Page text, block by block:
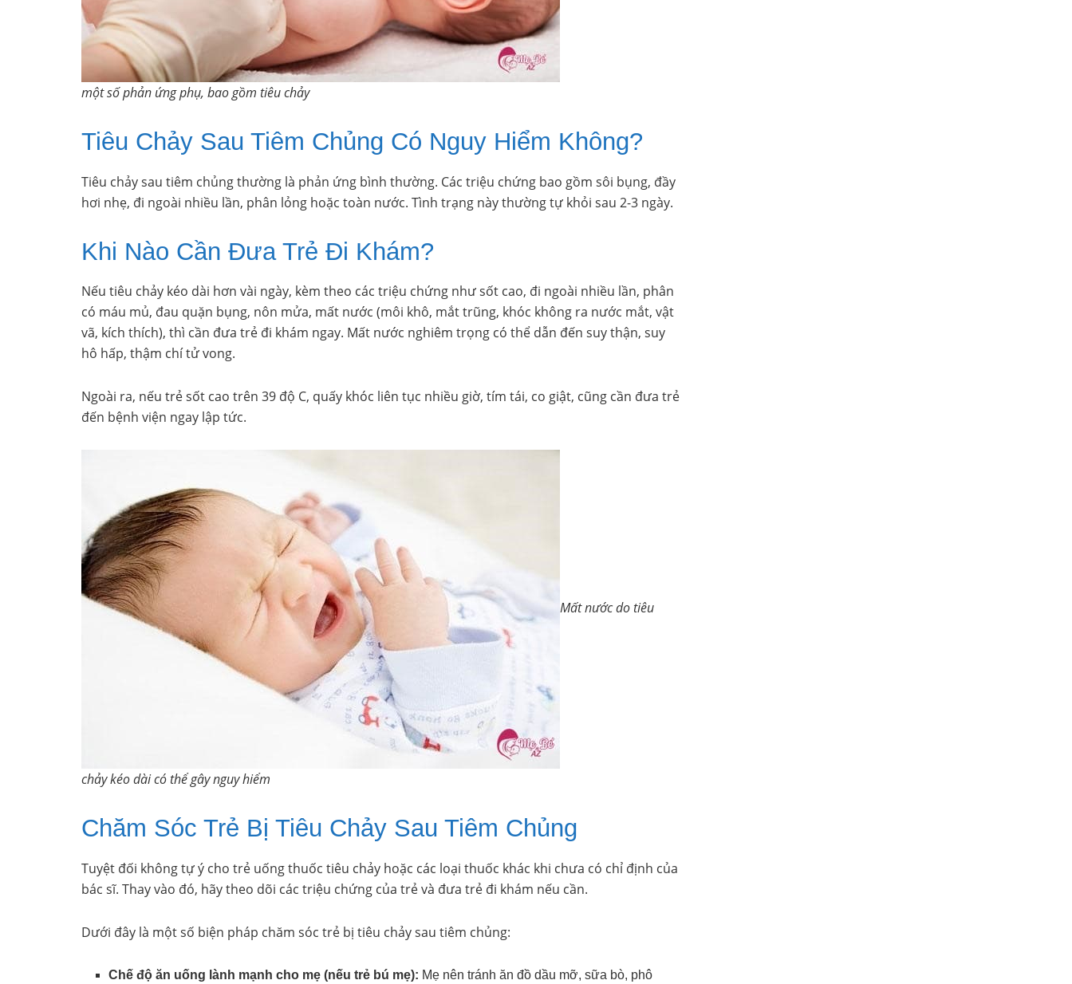
một số phản ứng phụ, bao gồm tiêu chảy
Tiêu Chảy Sau Tiêm Chủng Có Nguy Hiểm Không?
Tiêu chảy sau tiêm chủng thường là phản ứng bình thường. Các triệu chứng bao gồm sôi bụng, đầy
hơi nhẹ, đi ngoài nhiều lần, phân lỏng hoặc toàn nước. Tình trạng này thường tự khỏi sau 2-3 ngày.
Khi Nào Cần Đưa Trẻ Đi Khám?
Nếu tiêu chảy kéo dài hơn vài ngày, kèm theo các triệu chứng như sốt cao, đi ngoài nhiều lần, phân
có máu mủ, đau quặn bụng, nôn mửa, mất nước (môi khô, mắt trũng, khóc không ra nước mắt, vật
vã, kích thích), thì cần đưa trẻ đi khám ngay. Mất nước nghiêm trọng có thể dẫn đến suy thận, suy
hô hấp, thậm chí tử vong.
Ngoài ra, nếu trẻ sốt cao trên 39 độ C, quấy khóc liên tục nhiều giờ, tím tái, co giật, cũng cần đưa trẻ
đến bệnh viện ngay lập tức.
Mất nước do tiêu
chảy kéo dài có thể gây nguy hiểm
Chăm Sóc Trẻ Bị Tiêu Chảy Sau Tiêm Chủng
Tuyệt đối không tự ý cho trẻ uống thuốc tiêu chảy hoặc các loại thuốc khác khi chưa có chỉ định của
bác sĩ. Thay vào đó, hãy theo dõi các triệu chứng của trẻ và đưa trẻ đi khám nếu cần.
Dưới đây là một số biện pháp chăm sóc trẻ bị tiêu chảy sau tiêm chủng:
Chế độ ăn uống lành mạnh cho mẹ (nếu trẻ bú mẹ): Mẹ nên tránh ăn đồ dầu mỡ, sữa bò, phô